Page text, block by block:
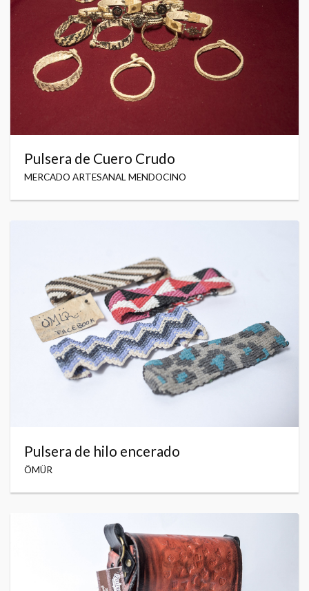
Pulsera de Cuero Crudo
MERCADO ARTESANAL MENDOCINO
Pulsera de hilo encerado
ÖMÜR